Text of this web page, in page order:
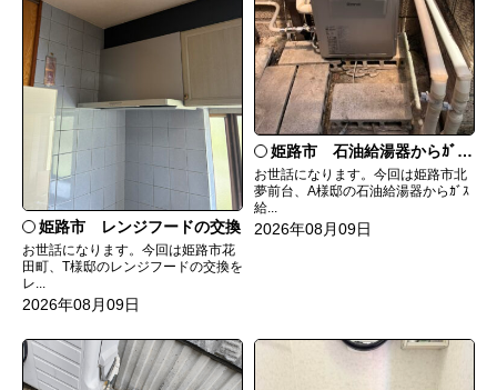
姫路市 レンジフードの交換
お世話になります。今回は姫路市花
田町、T様邸のレンジフードの交換を
レ...
2026年08月09日
姫路市 石油給湯器からｶﾞｽ給湯器へ取替
お世話になります。今回は姫路市北
夢前台、A様邸の石油給湯器からｶﾞｽ
給...
2026年08月09日